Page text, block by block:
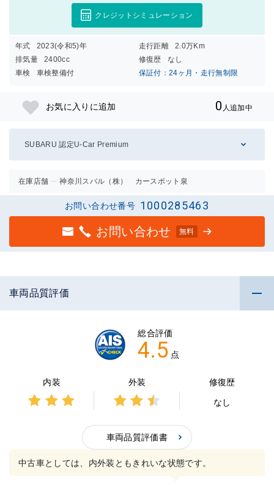
クレジットシミュレーション
年式 2023(令和5)年 走行距離
2.0万Km
排気量
2400cc 修復歴
なし
車検
車検整備付 保証付：24ヶ月・走行無制限
お気に入りに追加 0 人追加中
SUBARU 認定U-Car Premium
在庫店舗 神奈川スバル（株） カースポット泉
お問い合わせ番号 1000285463
お問い合わせ 無料
車両品質評価
総合評価
4.5 点
内装 外装
2.5点
の評
価
修復歴
なし
車両品質評価書
中古車としては、内外装ともきれいな状態です。